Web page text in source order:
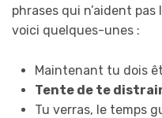
phrases qui n’aident
voici quelques-unes :
Maintenant tu dois
Tente de te
Tu verras, le temps